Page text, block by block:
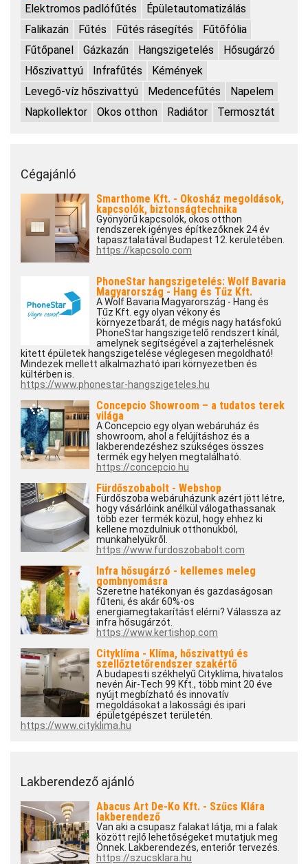
Elektromos padlófűtés
Épületautomatizálás
Falikazán
Fűtés Fűtés rásegítés
Fűtőfólia
Fűtőpanel
Gázkazán Hangszigetelés
Hősugárzó
Hőszivattyú
Infrafűtés
Kémények
Levegő-víz hőszivattyú
Medencefűtés
Napelem
Napkollektor
Okos otthon Radiátor Termosztát
Cégajánló
Smarthome Kft. - Okosház megoldások,
kapcsolók, biztonságtechnika
Gyönyörű kapcsolók, okos otthon
rendszerek igényes építkezőknek 24 év
tapasztalatával Budapest 12. kerületében.
https://kapcsolo.com
PhoneStar hangszigetelés: Wolf Bavaria
Magyarország - Hang és Tűz Kft.
A Wolf Bavaria Magyarország - Hang és
Tűz Kft. egy olyan vékony és
környezetbarát, de mégis nagy hatásfokú
PhoneStar hangszigetelő rendszert kínál,
amelynek segítségével a zajterhelésnek
kitett épületek hangszigetelése véglegesen megoldható!
Mindezek mellett alkalmazható ipari környezetben és
kültérben is.
https://www.phonestar-hangszigeteles.hu
Concepcio Showroom – a tudatos terek
világa
A Concepcio egy olyan webáruház és
showroom, ahol a felújításhoz és a
lakberendezéshez szükséges összes
termék egy helyen megtalálható.
https://concepcio.hu
Fürdőszobabolt - Webshop
Fürdőszoba webáruházunk azért jött létre,
hogy vásárlóink anélkül válogathassanak
több ezer termék közül, hogy ehhez ki
kellene mozdulniuk otthonukból,
munkahelyükről.
https://www.furdoszobabolt.com
Infra hősugárzó - kellemes meleg
gombnyomásra
Szeretne hatékonyan és gazdaságosan
fűteni, és akár 60%-os
energiamegtakarítást elérni? Válassza az
infra hősugárzót.
https://www.kertishop.com
Cityklíma - Klíma, hőszivattyú és
szellőztetőrendszer szakértő
A budapesti székhelyű Cityklíma, hivatalos
nevén Air-Tech 99 Kft., több mint 20 éve
nyújt megbízható és innovatív
megoldásokat a lakossági és ipari
épületgépészet területén.
https://www.cityklima.hu
Lakberendező ajánló
Abacus Art De-Ko Kft. - Szűcs Klára
lakberendező
Van aki a csupasz falakat látja, mi a falak
között rejlő lehetőségeket mutatjuk meg
Önnek. Lakberendezés, enteriőr tervezés.
https://szucsklara.hu